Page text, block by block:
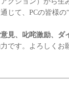
じて、PCの皆様の
見、叱咤激励、
です。よろしくお